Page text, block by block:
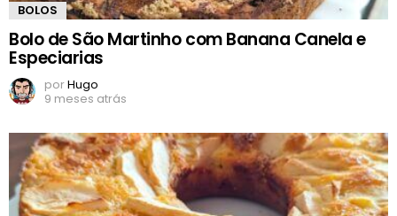
BOLOS
Bolo de São Martinho com Banana Canela e
Especiarias
porHugo
9 meses atrás